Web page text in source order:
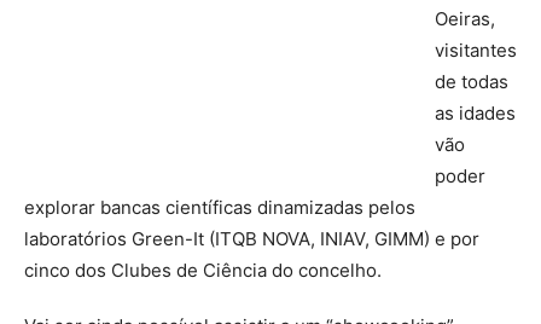
Oeiras,
visitantes
de todas
as idades
vão
poder
explorar bancas científicas dinamizadas pelos
laboratórios Green-It (ITQB NOVA, INIAV, GIMM) e por
cinco dos Clubes de Ciência do concelho.